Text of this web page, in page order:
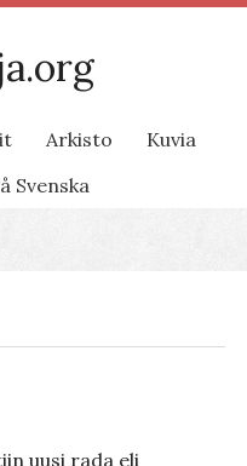
Arkisto
Kuvia
Svenska
uusi rada eli